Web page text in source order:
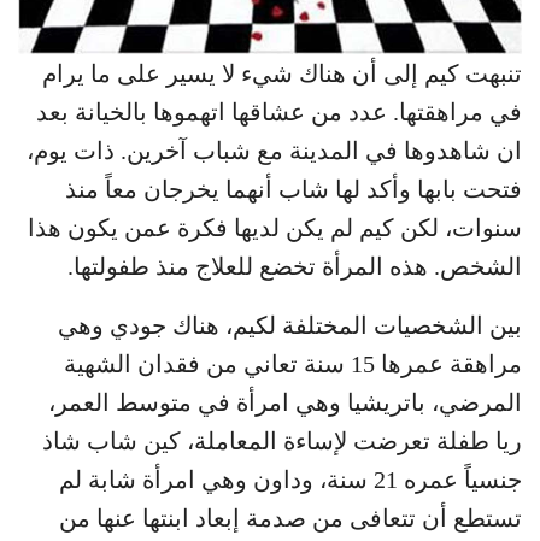
تنبهت كيم إلى أن هناك شيء لا يسير على ما يرام
في مراهقتها. عدد من عشاقها اتهموها بالخيانة بعد
ان شاهدوها في المدينة مع شباب آخرين. ذات يوم،
فتحت بابها وأكد لها شاب أنهما يخرجان معاً منذ
سنوات، لكن كيم لم يكن لديها فكرة عمن يكون هذا
الشخص. هذه المرأة تخضع للعلاج منذ طفولتها.
بين الشخصيات المختلفة لكيم، هناك جودي وهي
مراهقة عمرها 15 سنة تعاني من فقدان الشهية
المرضي، باتريشيا وهي امرأة في متوسط العمر،
ريا طفلة تعرضت لإساءة المعاملة، كين شاب شاذ
جنسياً عمره 21 سنة، وداون وهي امرأة شابة لم
تستطع أن تتعافى من صدمة إبعاد ابنتها عنها من